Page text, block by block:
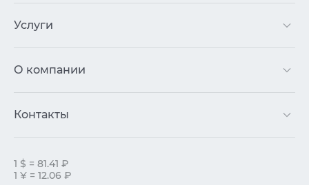
Услуги
О компании
Контакты
1 $ = 81.41 ₽
1 ¥ = 12.06 ₽